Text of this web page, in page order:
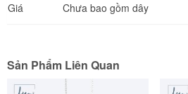
Giá Chưa bao gồm dây
Sản Phẩm Liên Quan